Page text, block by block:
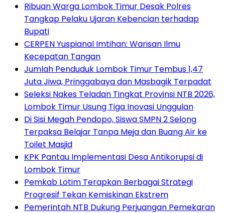
Ribuan Warga Lombok Timur Desak Polres
Tangkap Pelaku Ujaran Kebencian terhadap
Bupati
CERPEN Yuspianal Imtihan: Warisan Ilmu
Kecepatan Tangan
Jumlah Penduduk Lombok Timur Tembus 1,47
Juta Jiwa, Pringgabaya dan Masbagik Terpadat
Seleksi Nakes Teladan Tingkat Provinsi NTB 2026,
Lombok Timur Usung Tiga Inovasi Unggulan
Di Sisi Megah Pendopo, Siswa SMPN 2 Selong
Terpaksa Belajar Tanpa Meja dan Buang Air ke
Toilet Masjid
KPK Pantau Implementasi Desa Antikorupsi di
Lombok Timur
Pemkab Lotim Terapkan Berbagai Strategi
Progresif Tekan Kemiskinan Ekstrem
Pemerintah NTB Dukung Perjuangan Pemekaran